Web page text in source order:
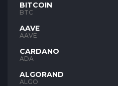
BITCOIN
BTC
AAVE
AAVE
CARDANO
ADA
ALGORAND
ALGO